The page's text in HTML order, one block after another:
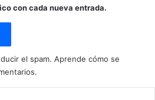
con cada nueva entrada.
el spam. Aprende cómo se